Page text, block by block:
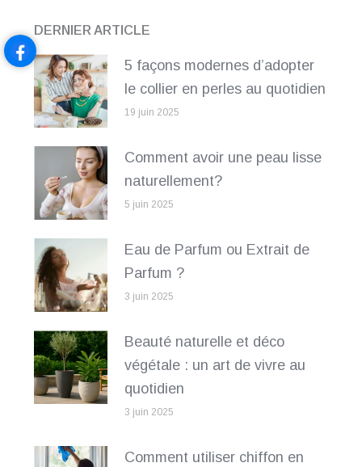
DERNIER ARTICLE
5 façons modernes d’adopter
le collier en perles au quotidien
19 juin 2025
Comment avoir une peau lisse
naturellement?
5 juin 2025
Eau de Parfum ou Extrait de
Parfum ?
3 juin 2025
Beauté naturelle et déco
végétale : un art de vivre au
quotidien
3 juin 2025
Comment utiliser chiffon en